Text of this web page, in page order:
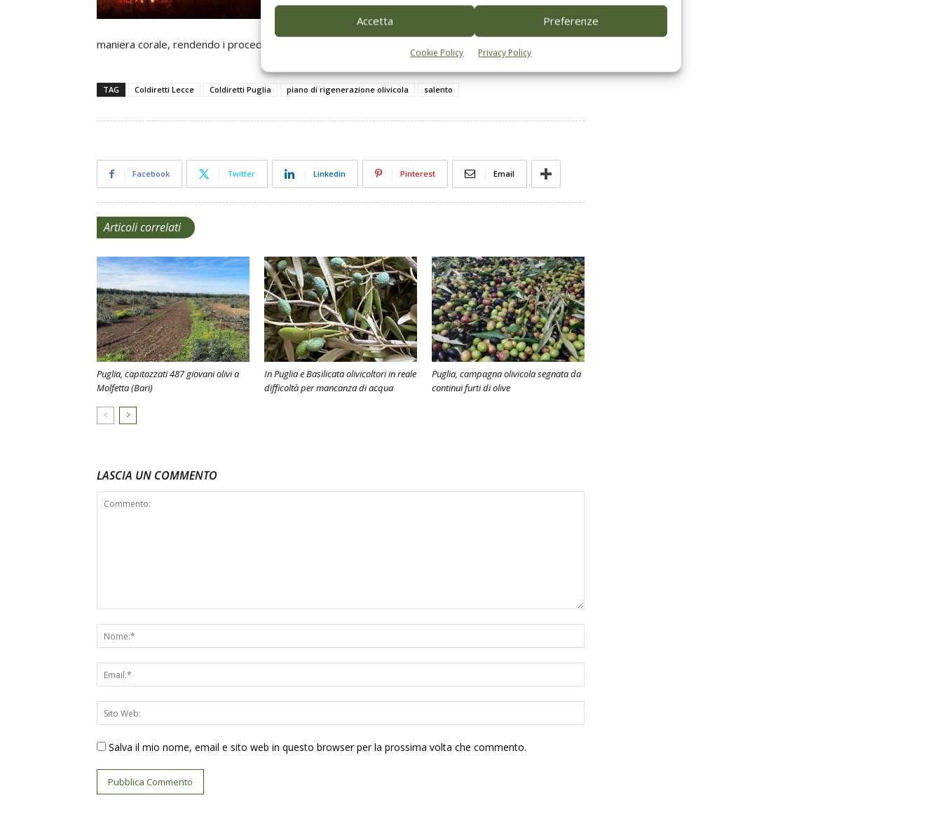
Accetta Preferenze
Cookie Policy Privacy Policy
economica, lavorativa. Le esigenze di contenimento,
di ricostruzione e di sostegno vanno affrontate in
maniera corale, rendendo i procedimenti fluidi e fruibili».
TAG Coldiretti Lecce Coldiretti Puglia piano di rigenerazione olivicola salento
Facebook Twitter Linkedin Pinterest Email
Articoli correlati
Puglia, capitozzati 487 giovani olivi a
Molfetta (Bari)
In Puglia e Basilicata olivicoltori in reale
difficoltà per mancanza di acqua
Puglia, campagna olivicola segnata da
continui furti di olive
LASCIA UN COMMENTO
Salva il mio nome, email e sito web in questo browser per la prossima volta che commento.